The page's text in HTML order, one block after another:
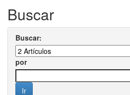
Buscar
Buscar:
por